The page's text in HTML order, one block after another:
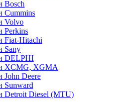
Bosch
Cummins
Volvo
Perkins
Fiat-Hitachi
Sany
DELPHI
XCMG, XGMA
John Deere
Sunward
Detroit Diesel (MTU)